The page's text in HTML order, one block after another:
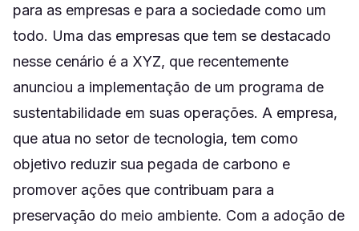
para as empresas e para a sociedade como um
todo. Uma das empresas que tem se destacado
nesse cenário é a XYZ, que recentemente
anunciou a implementação de um programa de
sustentabilidade em suas operações. A empresa,
que atua no setor de tecnologia, tem como
objetivo reduzir sua pegada de carbono e
promover ações que contribuam para a
preservação do meio ambiente. Com a adoção de